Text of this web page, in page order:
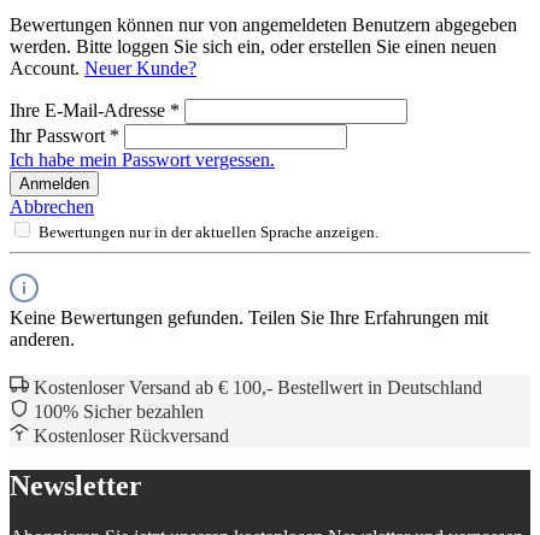
Bewertungen können nur von angemeldeten Benutzern abgegeben
werden. Bitte loggen Sie sich ein, oder erstellen Sie einen neuen
Account. Neuer Kunde?
Ihre E-Mail-Adresse *
Ihr Passwort *
Ich habe mein Passwort vergessen.
Anmelden
Abbrechen
Bewertungen nur in der aktuellen Sprache anzeigen.
Keine Bewertungen gefunden. Teilen Sie Ihre Erfahrungen mit
anderen.
Kostenloser Versand ab € 100,- Bestellwert in Deutschland
100% Sicher bezahlen
Kostenloser Rückversand
Newsletter